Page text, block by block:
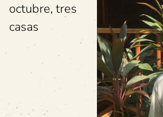
octubre, tres
casas